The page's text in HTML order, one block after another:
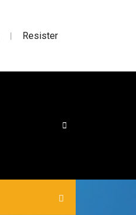
| Resister